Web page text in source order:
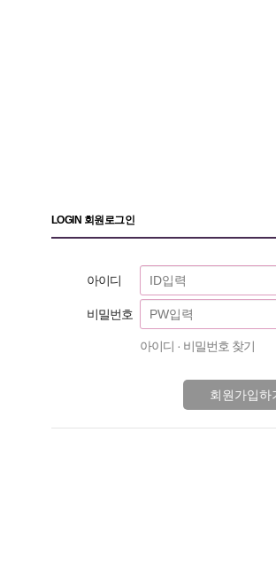
LOGIN 회원로그인
아이디
비밀번호
아이디 · 비밀번호 찾기
회원가입하